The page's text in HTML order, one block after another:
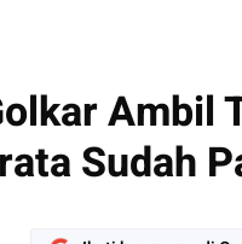
Ambil
Sudah